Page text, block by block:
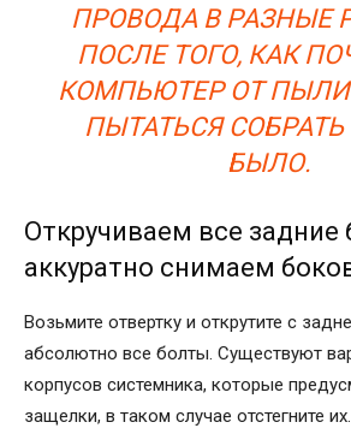
ПРОВОДА В РАЗНЫЕ
ПОСЛЕ ТОГО, КАК
КОМПЬЮТЕР ОТ ПЫЛИ
ПЫТАТЬСЯ СОБРАТЬ
БЫЛО.
Откручиваем все задние
аккуратно снимаем
Возьмите отвертку и открутите с
абсолютно все болты. Существуют
корпусов системника, которые
защелки, в таком случае отстегните их.